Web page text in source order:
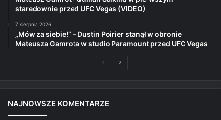
staredownie przed UFC Vegas (VIDEO)
7 sierpnia 2026
„Mów za siebie!” – Dustin Poirier stanął w obronie
Mateusza Gamrota w studio Paramount przed UFC Vegas
PoprzedniaNastępna
NAJNOWSZE KOMENTARZE